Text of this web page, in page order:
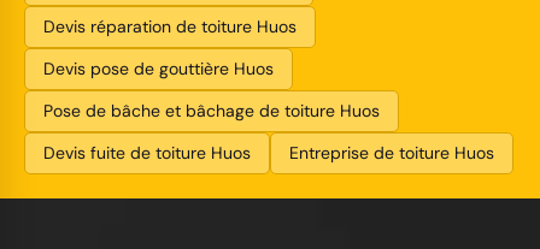
Devis réparation de toiture Huos
Devis pose de gouttière Huos
Pose de bâche et bâchage de toiture Huos
Devis fuite de toiture Huos
Entreprise de toiture Huos